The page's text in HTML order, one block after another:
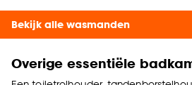
Bekijk alle wasmanden
Overige essentiële